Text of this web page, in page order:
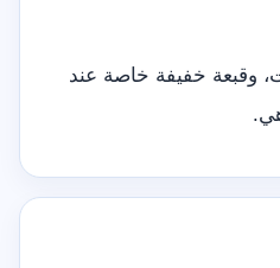
وقبعة خفيفة خاصة عند